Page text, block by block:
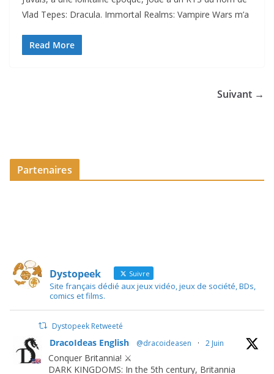
Vlad Tepes: Dracula. Immortal Realms: Vampire Wars m’a
Read More
Suivant →
Partenaires
Dystopeek Suivre
Site français dédié aux jeux vidéo, jeux de société, BDs,
comics et films.
Dystopeek Retweeté
DracoIdeas English @dracoideasen · 2 Juin
Conquer Britannia! ⚔️
DARK KINGDOMS: In the 5th century, Britannia